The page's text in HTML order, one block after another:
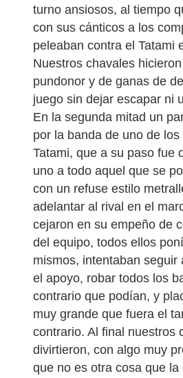
turno ansiosos, al tiempo
con sus cánticos a los
peleaban contra el Tatami
Nuestros chavales
pundonor y de ganas de
juego sin dejar escapar ni
En la segunda mitad un
por la banda de uno de los
Tatami, que a su paso fue
uno a todo aquel que se
con un refuse estilo
adelantar al rival en el
cejaron en su empeño de
del equipo, todos ellos
mismos, intentaban seguir
el apoyo, robar todos los
contrario que podían, y
muy grande que fuera el
contrario. Al final nuestros
divirtieron, con algo muy
que no es otra cosa que